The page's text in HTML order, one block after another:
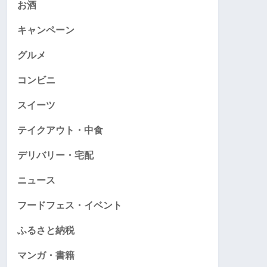
お酒
キャンペーン
グルメ
コンビニ
スイーツ
テイクアウト・中食
デリバリー・宅配
ニュース
フードフェス・イベント
ふるさと納税
マンガ・書籍